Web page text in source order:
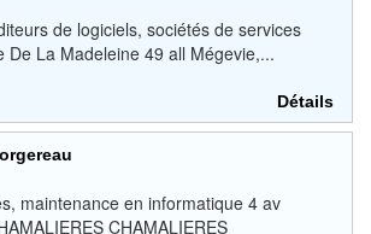
de logiciels, sociétés de services
De La Madeleine 49 all Mégevie,...
Détails
maintenance en informatique 4 av
CHAMALIERES